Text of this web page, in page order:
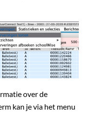
over de
kan je via het menu